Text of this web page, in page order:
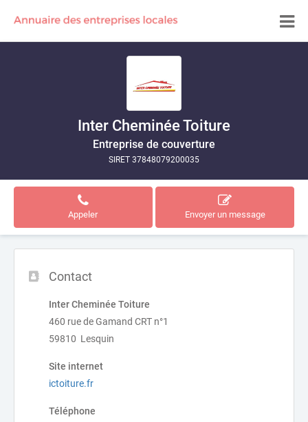
Inter Cheminée Toiture
Entreprise de couverture
SIRET 37848079200035
Appeler Envoyer un message
Contact
Inter Cheminée Toiture
460 rue de Gamand CRT n°1
59810 Lesquin
Site internet
ictoiture.fr
Téléphone